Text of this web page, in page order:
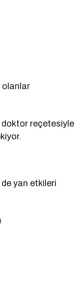
olanlar
doktor reçetesiyle
yan etkileri